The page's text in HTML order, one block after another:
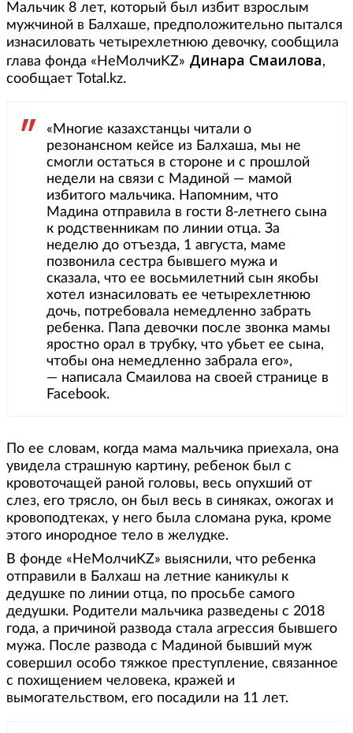
Мальчик 8 лет, который был избит взрослым
мужчиной в Балхаше, предположительно пытался
изнасиловать четырехлетнюю девочку, сообщила
глава фонда «НеМолчиKZ» Динара Смаилова,
сообщает Total.kz.
«Многие казахстанцы читали о
резонансном кейсе из Балхаша, мы не
смогли остаться в стороне и с прошлой
недели на связи с Мадиной — мамой
избитого мальчика. Напомним, что
Мадина отправила в гости 8-летнего сына
к родственникам по линии отца. За
неделю до отъезда, 1 августа, маме
позвонила сестра бывшего мужа и
сказала, что ее восьмилетний сын якобы
хотел изнасиловать ее четырехлетнюю
дочь, потребовала немедленно забрать
ребенка. Папа девочки после звонка мамы
яростно орал в трубку, что убьет ее сына,
чтобы она немедленно забрала его»,
— написала Смаилова на своей странице в
Facebook.
По ее словам, когда мама мальчика приехала, она
увидела страшную картину, ребенок был с
кровоточащей раной головы, весь опухший от
слез, его трясло, он был весь в синяках, ожогах и
кровоподтеках, у него была сломана рука, кроме
этого инородное тело в желудке.
В фонде «НеМолчиKZ» выяснили, что ребенка
отправили в Балхаш на летние каникулы к
дедушке по линии отца, по просьбе самого
дедушки. Родители мальчика разведены с 2018
года, а причиной развода стала агрессия бывшего
мужа. После развода с Мадиной бывший муж
совершил особо тяжкое преступление, связанное
с похищением человека, кражей и
вымогательством, его посадили на 11 лет.